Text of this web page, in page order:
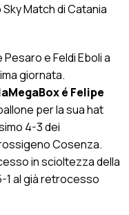
Match di Catania
e Feldi Eboli a
giornata.
é Felipe
per la sua hat
4-3 dei
Cosenza.
in scioltezza della
1 al già retrocesso